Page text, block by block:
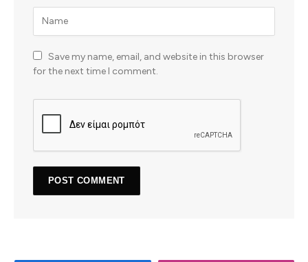
Save my name, email, and website in this browser
for the next time I comment.